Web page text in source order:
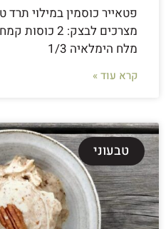
פטאייר כוסמין במילוי תרד
מצרכים לבצק: 2
מלח הימלאיה 1/3
קרא עוד »
טבעוני